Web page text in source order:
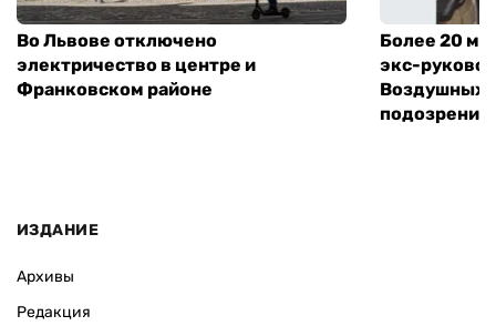
Во Львове отключено
электричество в центре и
Франковском районе
Более 20
экс-
Воздушных
подозрение
ИЗДАНИЕ
Архивы
Редакция